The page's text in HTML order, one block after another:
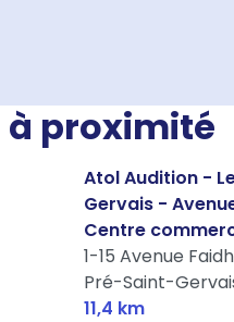
à proximité
Atol Audition -
Gervais -
Centre
1-15 Avenue
Pré-Saint-
11,4 km